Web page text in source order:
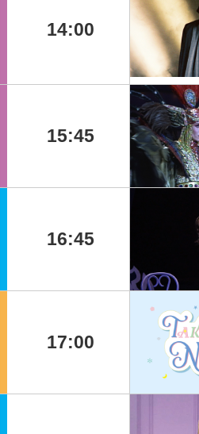
14:00
15:45
16:45
17:00